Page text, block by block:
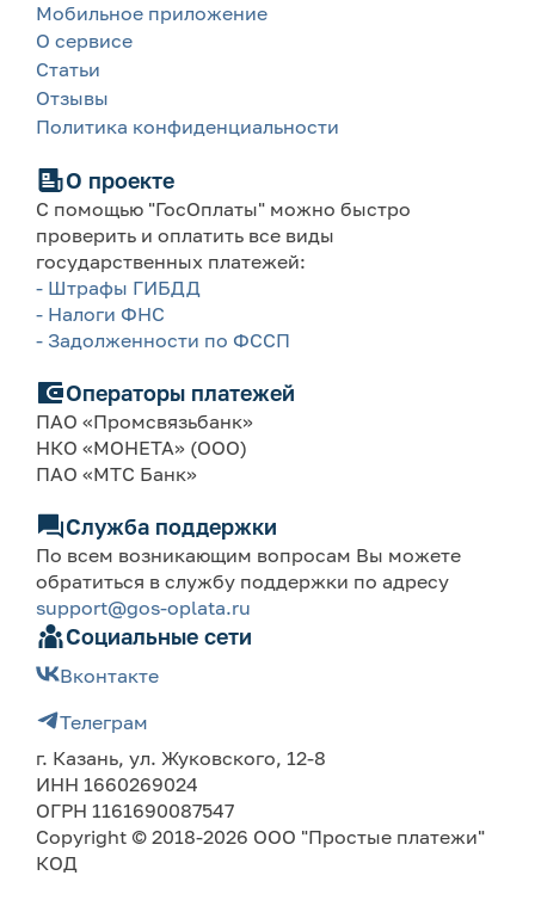
Мобильное приложение
О сервисе
Статьи
Отзывы
Политика конфиденциальности
О проекте
С помощью "ГосОплаты" можно быстро
проверить и оплатить все виды
государственных платежей:
- Штрафы ГИБДД
- Налоги ФНС
- Задолженности по ФССП
Операторы платежей
ПАО «Промсвязьбанк»
НКО «МОНЕТА» (ООО)
ПАО «МТС Банк»
Служба поддержки
По всем возникающим вопросам Вы можете
обратиться в службу поддержки по адресу
support@gos-oplata.ru
Социальные сети
Вконтакте
Телеграм
г. Казань, ул. Жуковского, 12-8
ИНН 1660269024
ОГРН 1161690087547
Copyright © 2018-2026 ООО "Простые платежи"
КОД